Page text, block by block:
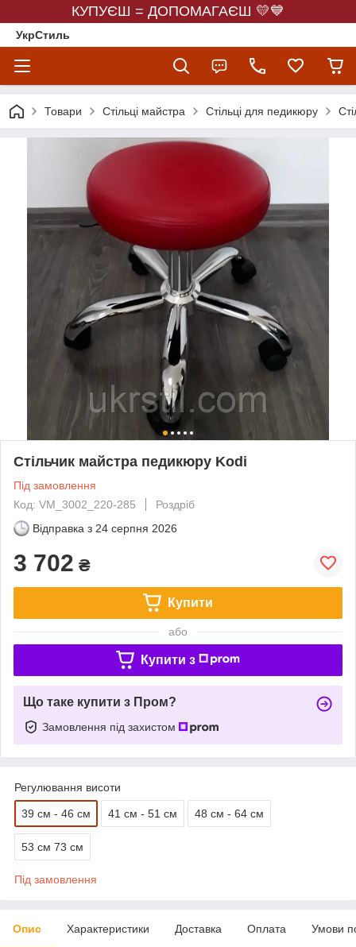
КУПУЄШ = ДОПОМАГАЄШ 💛💙
УкрСтиль
Товари Стільці майстра Стільці для педикюру
Стільчик майстра педикюру Kodi
Під замовлення
Код: VM_3002_220-285
Роздріб
Відправка з 24 серпня 2026
3 702 ₴
Купити
або
Купити з
Що таке купити з Пром?
Замовлення під захистом
Регулювання висоти
39 см - 46 см 41 см - 51 см 48 см - 64 см
53 см 73 см
Під замовлення
Опис Характеристики Доставка Оплата Умови